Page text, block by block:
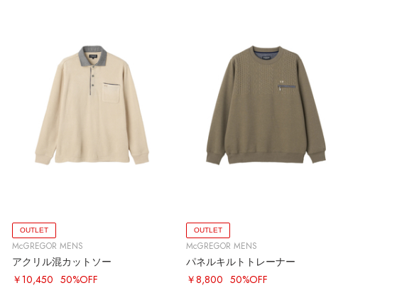
OUTLET
McGREGOR MENS
アクリル混カットソー
￥10,450 50%OFF
OUTLET
McGREGOR MENS
パネルキルトトレーナー
￥8,800 50%OFF